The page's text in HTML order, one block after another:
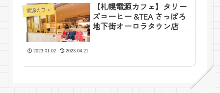
電源カフェ
【札幌電源カフェ】タリー
ズコーヒー &TEA さっぽろ
地下街オーロラタウン店
2023.01.02 2023.04.21